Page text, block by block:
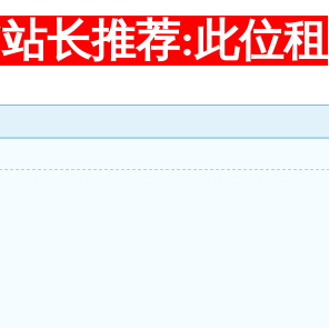
站长推荐:此位租